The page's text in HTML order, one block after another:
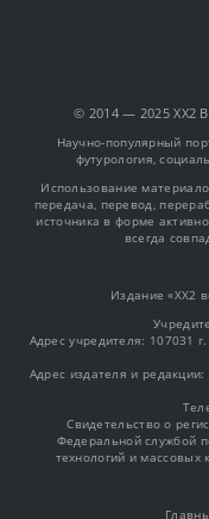
© 2014 — 2025
Научно-популярный
футурология,
Использование
передача, перевод,
источника в форме
всегда
Издание «XX2
Адрес учредителя: 107031
Адрес издателя и
Свидетельство о
Федеральной службой
технологий и массовых